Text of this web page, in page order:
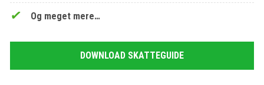
Og meget mere…
DOWNLOAD SKATTEGUIDE